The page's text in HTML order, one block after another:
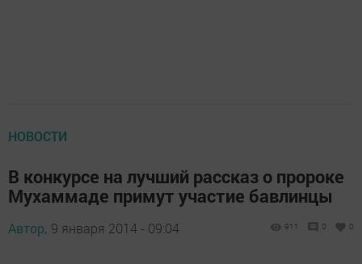
НОВОСТИ
В конкурсе на лучший рассказ о пророке
Мухаммаде примут участие бавлинцы
Автор, 9 января 2014 - 09:04 911 0 0